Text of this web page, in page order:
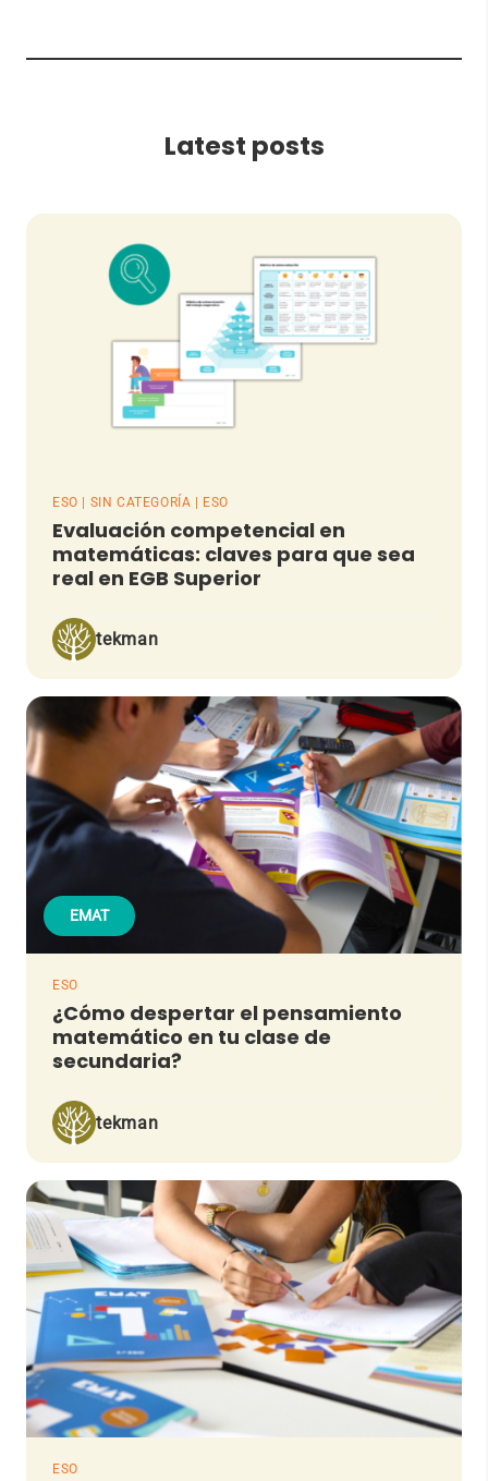
Latest posts
ESO | SIN CATEGORÍA | ESO
Evaluación competencial en
matemáticas: claves para que sea
real en EGB Superior
tekman
EMAT
ESO
¿Cómo despertar el pensamiento
matemático en tu clase de
secundaria?
tekman
ESO